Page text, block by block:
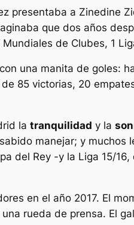
presentaba a Zinedine
que dos años
de Clubes, 1
una manita de goles:
85 victorias, 20
la tranquilidad y la
manejar; y
del Rey -y la Liga 15/
en el año 2017. El
rueda de prensa. El